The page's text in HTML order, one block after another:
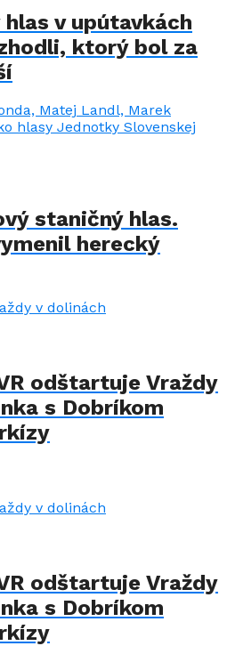
v upútavkách
ktorý bol za
staničný hlas.
herecký
odštartuje Vraždy
s Dobríkom
odštartuje Vraždy
s Dobríkom